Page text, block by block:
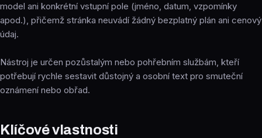
model ani konkrétní vstupní pole (jméno, datum, vzpomínky
apod.), přičemž stránka neuvádí žádný bezplatný plán ani cenový
údaj.
Nástroj je určen pozůstalým nebo pohřebním službám, kteří
potřebují rychle sestavit důstojný a osobní text pro smuteční
oznámení nebo obřad.
Klíčové vlastnosti